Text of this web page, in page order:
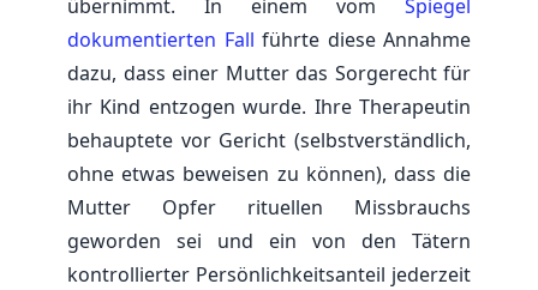
übernimmt. In einem vom Spiegel
dokumentierten Fall führte diese Annahme
dazu, dass einer Mutter das Sorgerecht für
ihr Kind entzogen wurde. Ihre Therapeutin
behauptete vor Gericht (selbstverständlich,
ohne etwas beweisen zu können), dass die
Mutter Opfer rituellen Missbrauchs
geworden sei und ein von den Tätern
kontrollierter Persönlichkeitsanteil jederzeit